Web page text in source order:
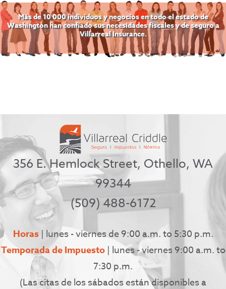
Más de 10 000 individuos y negocios en todo el estado de
Washington han confiado sus necesidades fiscales y de seguro a
Villarreal Insurance.
356 E. Hemlock Street, Othello, WA
99344
(509) 488-6172
Horas | lunes - viernes de 9:00 a.m. to 5:30 p.m.
Temporada de Impuesto| lunes - viernes 9:00 a.m. to
7:30 p.m.
(Las citas de los sábados están disponibles a